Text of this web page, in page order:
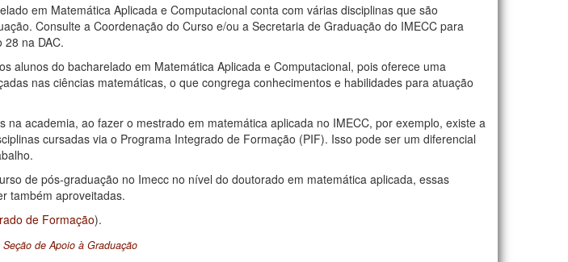
em Matemática Aplicada e Computacional conta com várias disciplinas que são
Consulte a Coordenação do Curso e/ou a Secretaria de Graduação do IMECC para
na DAC.
alunos do bacharelado em Matemática Aplicada e Computacional, pois oferece uma
nas ciências matemáticas, o que congrega conhecimentos e habilidades para atuação
na academia, ao fazer o mestrado em matemática aplicada no IMECC, por exemplo, existe a
cursadas via o Programa Integrado de Formação (PIF). Isso pode ser um diferencial
de pós-graduação no Imecc no nível do doutorado em matemática aplicada, essas
também aproveitadas.
de Formação).
Seção de Apoio à Graduação